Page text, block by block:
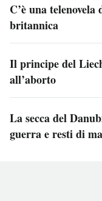
C’è una
britannica
Il principe del
all’aborto
La secca del
guerra e resti di